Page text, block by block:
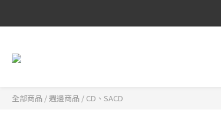
全部商品 /週邊商品 / CD、SACD